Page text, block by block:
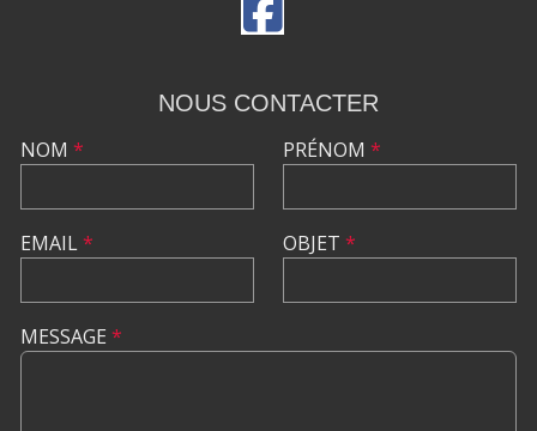
NOUS CONTACTER
NOM *
EMAIL*
PRÉNOM *
OBJET *
MESSAGE *